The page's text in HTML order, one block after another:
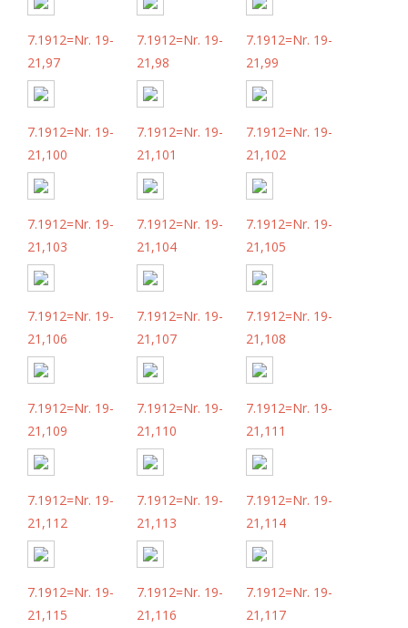
7.1912=Nr. 19-
21,97
7.1912=Nr. 19-
21,98
7.1912=Nr. 19-
21,99
7.1912=Nr. 19-
21,100
7.1912=Nr. 19-
21,101
7.1912=Nr. 19-
21,102
7.1912=Nr. 19-
21,103
7.1912=Nr. 19-
21,104
7.1912=Nr. 19-
21,105
7.1912=Nr. 19-
21,106
7.1912=Nr. 19-
21,107
7.1912=Nr. 19-
21,108
7.1912=Nr. 19-
21,109
7.1912=Nr. 19-
21,110
7.1912=Nr. 19-
21,111
7.1912=Nr. 19-
21,112
7.1912=Nr. 19-
21,113
7.1912=Nr. 19-
21,114
7.1912=Nr. 19-
21,115
7.1912=Nr. 19-
21,116
7.1912=Nr. 19-
21,117